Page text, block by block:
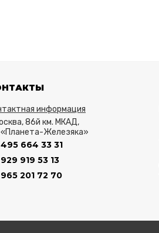
информация
86й км. МКАД,
Железяка»
664 33 31
919 53 13
201 72 70